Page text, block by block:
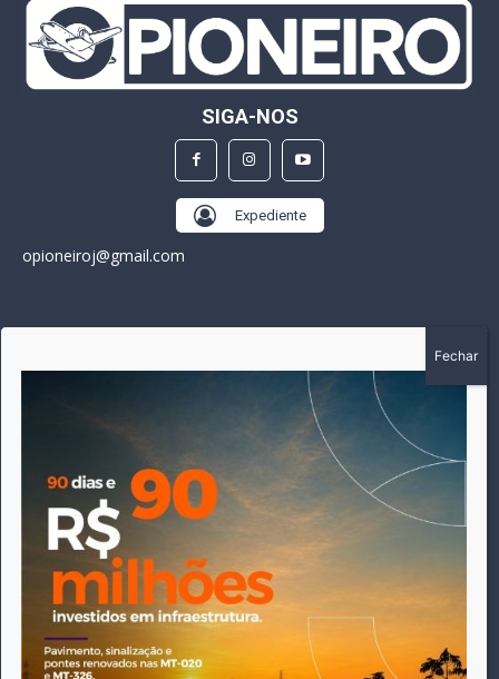
SIGA-NOS
Expediente
opioneiroj@gmail.com
A história do Pioneiro inicia em fevereiro de 2005 em
Canarana - MT, na época, como um jornal impresso semanal,
que chegou a possuir mil assinantes. Durante 15 anos, foram
publicadas 691 edições que narraram os acontecimentos
políticos, policiais e cotidianos de Canarana e região. Fiel a sua
origem, pautado sempre pela busca incessante da
imparcialidade, faz jus a sua logo, com o característico "avião
da praça" de Canarana, sendo o símbolo do
comprometimento deste veículo de comunicação com o
relato dos fatos neste município. Em 06 de dezembro de 2019
circulou a última edição impressa do jornal, que desde então
tem veiculação exclusivamente online.